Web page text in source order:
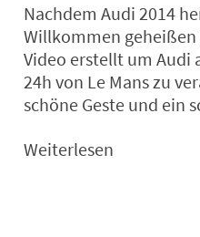
Nachdem Audi 2014
Willkommen geheißen
Video erstellt um Audi
24h von Le Mans zu
schöne Geste und ein
Weiterlesen